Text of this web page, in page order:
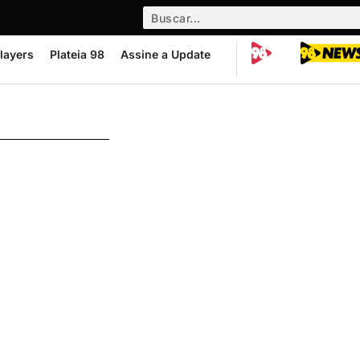
Plateia 98 Assine a Update